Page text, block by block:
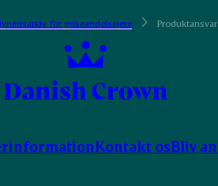
for griseandelsejere
Kontakt osBliv